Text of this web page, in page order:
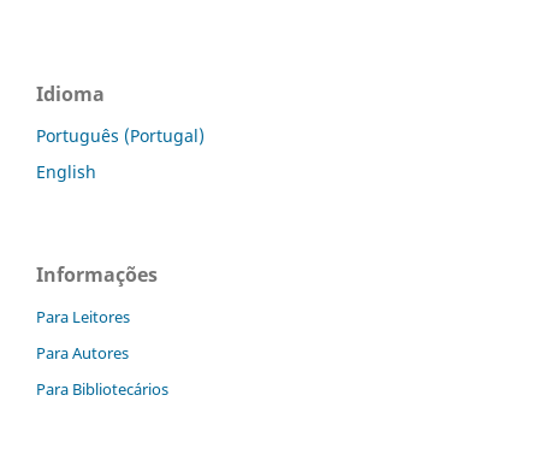
Idioma
Português (Portugal)
English
Informações
Para Leitores
Para Autores
Para Bibliotecários